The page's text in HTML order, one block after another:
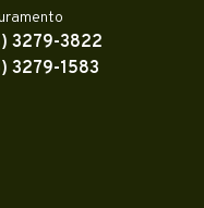
3279-3822
3279-1583